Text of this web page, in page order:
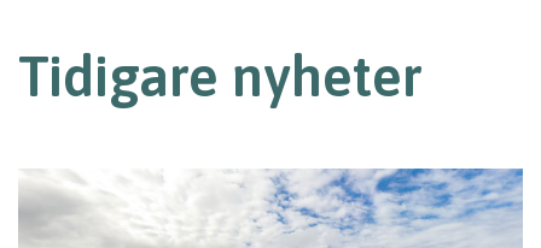
Tidigare nyheter